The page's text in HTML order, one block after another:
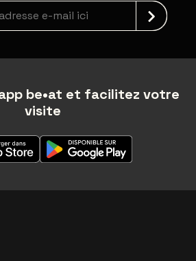
be•at et facilitez votre
visite